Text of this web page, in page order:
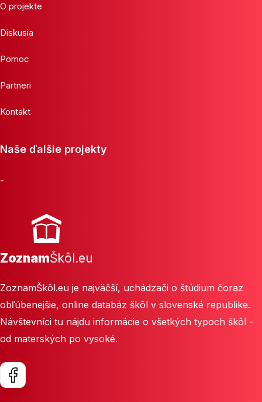
O projekte
Diskusia
Pomoc
Partneri
Kontakt
Naše ďalšie projekty
-
ZoznamŠkôl.eu
ZoznamŠkôl.eu je najväčší, uchádzači o štúdium čoraz
obľúbenejšie, online databáz škôl v slovenské republike.
Návštevníci tu nájdu informácie o všetkých typoch škôl -
od materských po vysoké.